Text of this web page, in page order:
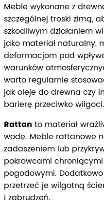
Meble wykonane z
szczególnej troski zimą,
szkodliwym działaniem
jako materiał naturalny,
deformacjom pod
warunków
warto regularnie
jak oleje do drewna czy
barierę przeciwko wilgoci.
Rattan to materiał
wodę. Meble rattanowe
zadaszeniem lub
pokrowcami
pogodowymi.
przetrzeć je wilgotną
i zabrudzeń.